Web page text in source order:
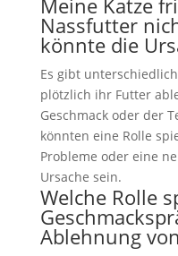
Meine Katze
Nassfutter
könnte die
Es gibt
plötzlich ihr Futter
Geschmack oder der
könnten eine Rolle
Probleme oder eine
Ursache sein.
Welche Rolle
Ablehnung